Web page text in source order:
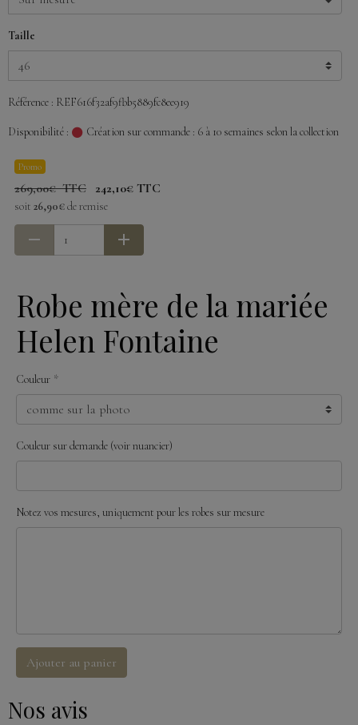
Taille
Référence : REF616f32af9fbb5889fc8ee919
Disponibilité : Création sur commande : 6 à 10 semaines selon la collection
Promo
269,00€ TTC 242,10€ TTC
soit 26,90€de remise
Robe mère de la mariée
Helen Fontaine
Couleur
Couleur sur demande (voir nuancier)
Notez vos mesures, uniquement pour les robes sur mesure
Ajouter au panier
Nos avis